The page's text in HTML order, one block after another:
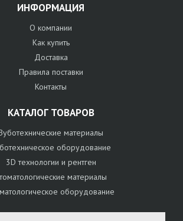
ИНФОРМАЦИЯ
О компании
Как купить
Доставка
Правила поставки
Контакты
КАТАЛОГ ТОВАРОВ
материалы
оборудование
3D технологии и рентген
материалы
оборудование